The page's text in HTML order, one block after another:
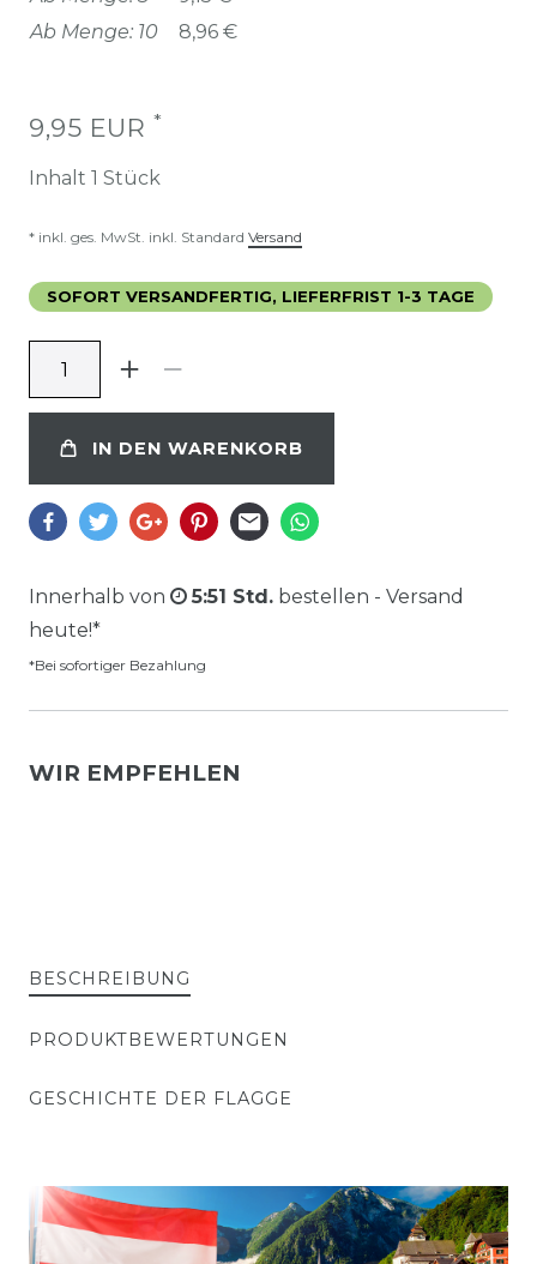
Ab Menge: 10
8,96 €
9,95 EUR *
Inhalt 1 Stück
* inkl. ges. MwSt. inkl. Standard Versand
SOFORT VERSANDFERTIG, LIEFERFRIST 1-3 TAGE
IN DEN WARENKORB
Innerhalb von 5:51 Std. bestellen - Versand
heute!*
*Bei sofortiger Bezahlung
WIR EMPFEHLEN
BESCHREIBUNG
PRODUKTBEWERTUNGEN
GESCHICHTE DER FLAGGE